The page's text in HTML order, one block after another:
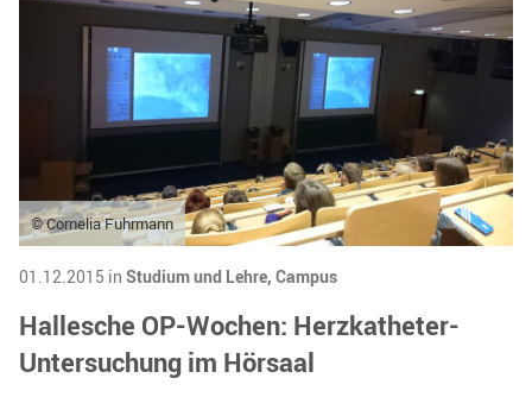
© Cornelia Fuhrmann
01.12.2015 in Studium und Lehre, Campus
Hallesche OP-Wochen: Herzkatheter-
Untersuchung im Hörsaal